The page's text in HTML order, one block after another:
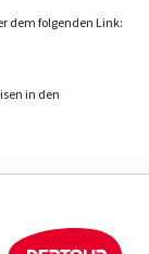
dem folgenden Link:
in den